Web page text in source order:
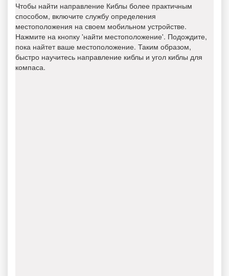
Чтобы найти направление Киблы более практичным
способом, включите службу определения
местоположения на своем мобильном устройстве.
Нажмите на кнопку 'найти местоположение'. Подождите,
пока найтет ваше местоположение. Таким образом,
быстро научитесь направление киблы и угол киблы для
компаса.